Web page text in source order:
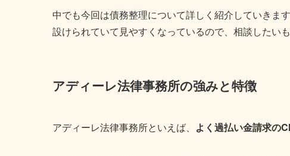
中でも今回は債務整理について詳しく紹介していきま
設けられていて見やすくなっているので、相談したい
アディーレ法律事務所の強みと特徴
アディーレ法律事務所といえば、 よく過払い金請求の